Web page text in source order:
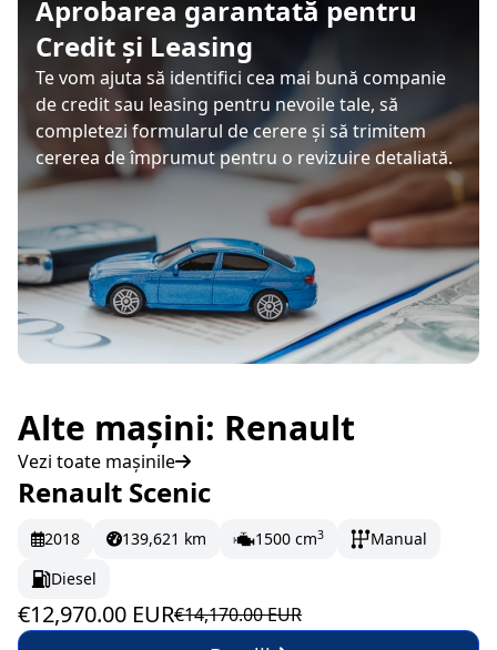
Aprobarea garantată pentru
Credit și Leasing
Te vom ajuta să identifici cea mai bună companie
de credit sau leasing pentru nevoile tale, să
completezi formularul de cerere și să trimitem
cererea de împrumut pentru o revizuire detaliată.
Alte mașini: Renault
Vezi toate mașinile
În stoc
216.17 EUR/lună
Renault Scenic
2018 139,621 km 1500 cm3
Manual
Diesel
€12,970.00 EUR€14,170.00 EUR